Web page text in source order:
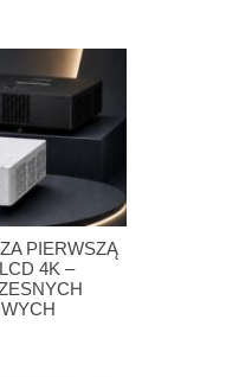
PIERWSZĄ
4K –